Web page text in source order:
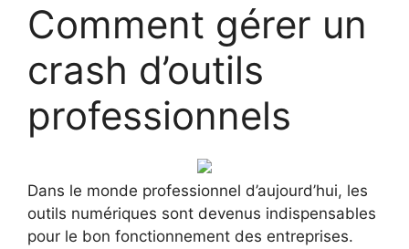
Comment gérer un
crash d’outils
professionnels
Dans le monde professionnel d’aujourd’hui, les
outils numériques sont devenus indispensables
pour le bon fonctionnement des entreprises.